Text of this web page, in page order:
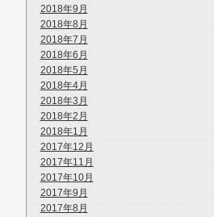
2018年9月
2018年8月
2018年7月
2018年6月
2018年5月
2018年4月
2018年3月
2018年2月
2018年1月
2017年12月
2017年11月
2017年10月
2017年9月
2017年8月